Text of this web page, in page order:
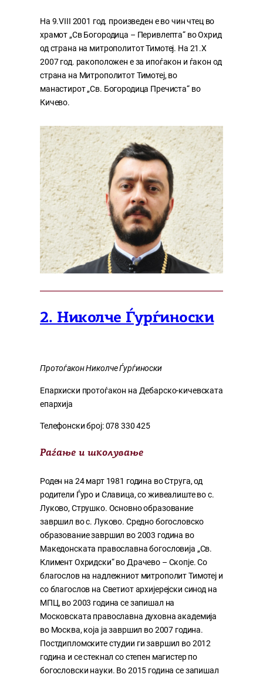
На 9.VIII 2001 год. произведен е во чин чтец во
храмот „Св Богородица – Перивлепта“ во Охрид
од страна на митрополитот Тимотеј. На 21.X
2007 год. ракоположен е за ипоѓакон и ѓакон од
страна на Митрополитот Тимотеј, во
манастирот „Св. Богородица Пречиста“ во
Кичево.
2. Николче Ѓурѓиноски
Протоѓакон Николче Ѓурѓиноски
Епархиски протоѓакон на Дебарско-кичевската
епархија
Телефонски број: 078 330 425
Раѓање и школување
Роден на 24 март 1981 година во Струга, од
родители Ѓуро и Славица, со живеалиште во с.
Луково, Струшко. Основно образование
завршил во с. Луково. Средно богословско
образование завршил во 2003 година во
Македонската православна богословија „Св.
Климент Охридски“ во Драчево – Скопје. Со
благослов на надлежниот митрополит Тимотеј и
со благослов на Светиот архијерејски синод на
МПЦ, во 2003 година се запишал на
Московската православна духовна академија
во Москва, која ја завршил во 2007 година.
Постдипломските студии ги завршил во 2012
година и се стекнал со степен магистер по
богословски науки. Во 2015 година се запишал